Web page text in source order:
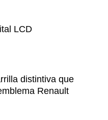
LCD
distintiva que
Renault